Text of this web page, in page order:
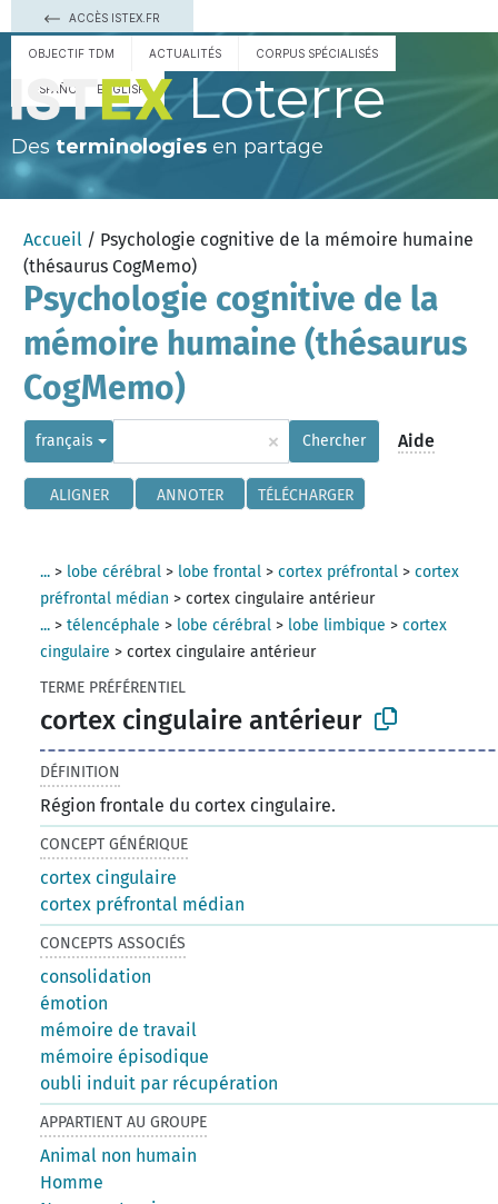
ACCÈS ISTEX.FR
OBJECTIF TDM ACTUALITÉS CORPUS SPÉCIALISÉS
ESPAÑOL ENGLISH Loterre
Des terminologies en partage
Accueil / Psychologie cognitive de la mémoire humaine
(thésaurus CogMemo)
Psychologie cognitive de la
mémoire humaine (thésaurus
CogMemo)
français × Chercher Aide
ALIGNER ANNOTER TÉLÉCHARGER
... > lobe cérébral > lobe frontal >cortex préfrontal >cortex
préfrontal médian >cortex cingulaire antérieur
... >télencéphale > lobe cérébral > lobe limbique >cortex
cingulaire >cortex cingulaire antérieur
TERME PRÉFÉRENTIEL
cortex cingulaire antérieur
DÉFINITION
Région frontale du cortex cingulaire.
CONCEPT GÉNÉRIQUE
cortex cingulaire
cortex préfrontal médian
CONCEPTS ASSOCIÉS
consolidation
émotion
mémoire de travail
mémoire épisodique
oubli induit par récupération
APPARTIENT AU GROUPE
Animal non humain
Homme